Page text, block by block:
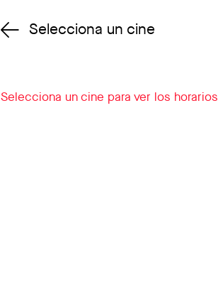
Cambiar cine
Selecciona un cine
Selecciona un cine para ver los horarios